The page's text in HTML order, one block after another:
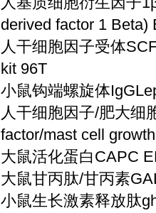
derived factor 1 Beta)
人干细胞因子受体
kit 96T
小鼠钩端螺旋体
人干细胞因子/肥大细
factor/mast cell
大鼠活化蛋白CAPC
大鼠甘丙肽/甘丙素
小鼠生长激素释放肽